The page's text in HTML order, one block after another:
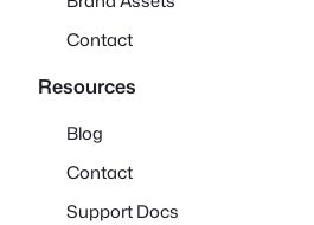
Contact
Resources
Blog
Contact
Support Docs